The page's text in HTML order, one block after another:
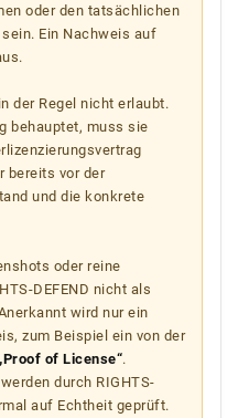
oder den tatsächlichen
Ein Nachweis auf
der Regel nicht erlaubt.
behauptet, muss sie
bereits vor der
und die konkrete
oder reine
DEFEND nicht als
wird nur ein
zum Beispiel ein von der
of License“.
durch RIGHTS-
auf Echtheit geprüft.